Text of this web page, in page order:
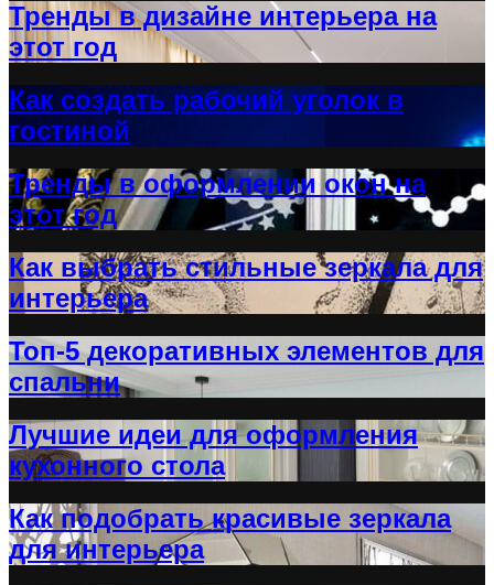
Тренды в дизайне интерьера на
этот год
Как создать рабочий уголок в
гостиной
Тренды в оформлении окон на
этот год
Как выбрать стильные зеркала для
интерьера
Топ-5 декоративных элементов для
спальни
Лучшие идеи для оформления
кухонного стола
Как подобрать красивые зеркала
для интерьера